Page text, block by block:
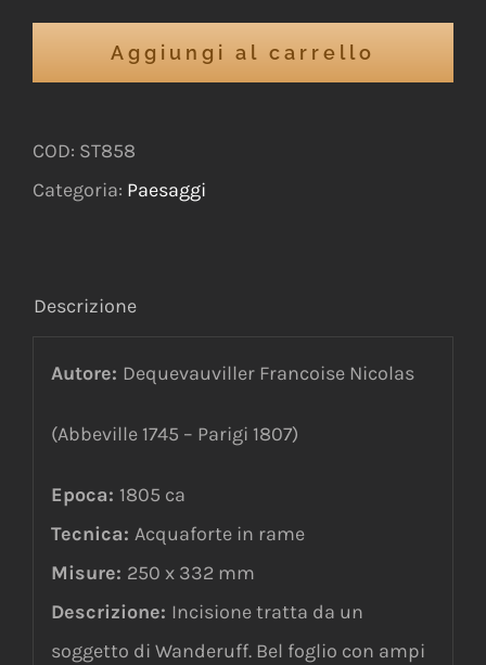
Aggiungi al carrello
COD: ST858
Categoria: Paesaggi
Descrizione
Autore: Dequevauviller Francoise Nicolas
(Abbeville 1745 – Parigi 1807)
Epoca: 1805 ca
Tecnica: Acquaforte in rame
Misure: 250 x 332 mm
Descrizione: Incisione tratta da un
soggetto di Wanderuff. Bel foglio con ampi